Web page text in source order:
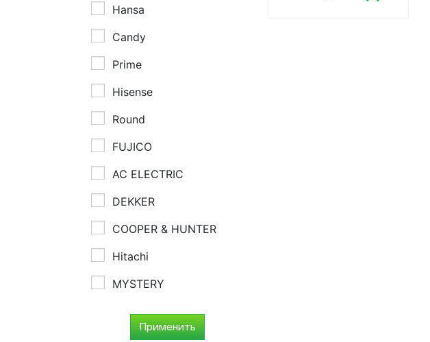
Hansa
Candy
Prime
Hisense
Round
FUJICO
AC ELECTRIC
DEKKER
COOPER & HUNTER
Hitachi
MYSTERY
Применить